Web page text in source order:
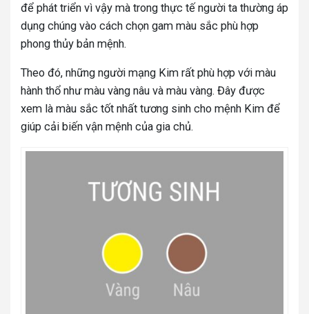
để phát triển vì vậy mà trong thực tế người ta thường áp
dụng chúng vào cách chọn gam màu sắc phù hợp
phong thủy bản mệnh.
Theo đó, những người mạng Kim rất phù hợp với màu
hành thổ như màu vàng nâu và màu vàng. Đây được
xem là màu sắc tốt nhất tương sinh cho mệnh Kim để
giúp cải biến vận mệnh của gia chủ.